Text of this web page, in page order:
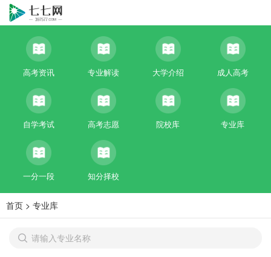
高考资讯 专业解读 大学介绍 成人高考
自学考试 高考志愿 院校库 专业库
一分一段 知分择校
首页 > 专业库